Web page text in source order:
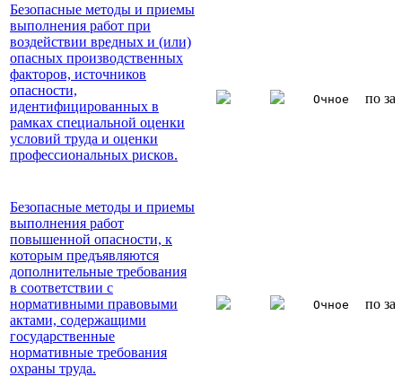
Безопасные методы и приемы
выполнения работ при
воздействии вредных и (или)
опасных производственных
факторов, источников
опасности,
идентифицированных в
рамках специальной оценки
условий труда и оценки
профессиональных рисков.
Очное по
Безопасные методы и приемы
выполнения работ
повышенной опасности, к
которым предъявляются
дополнительные требования
в соответствии с
нормативными правовыми
актами, содержащими
государственные
нормативные требования
охраны труда.
Очное по